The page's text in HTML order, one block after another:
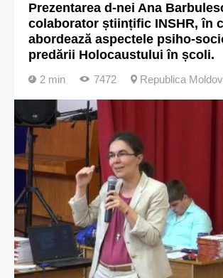
Prezentarea d-nei Ana
colaborator științific INSHR, în
abordează aspectele psiho-
predării Holocaustului în școli.
2 min 7472 Republica